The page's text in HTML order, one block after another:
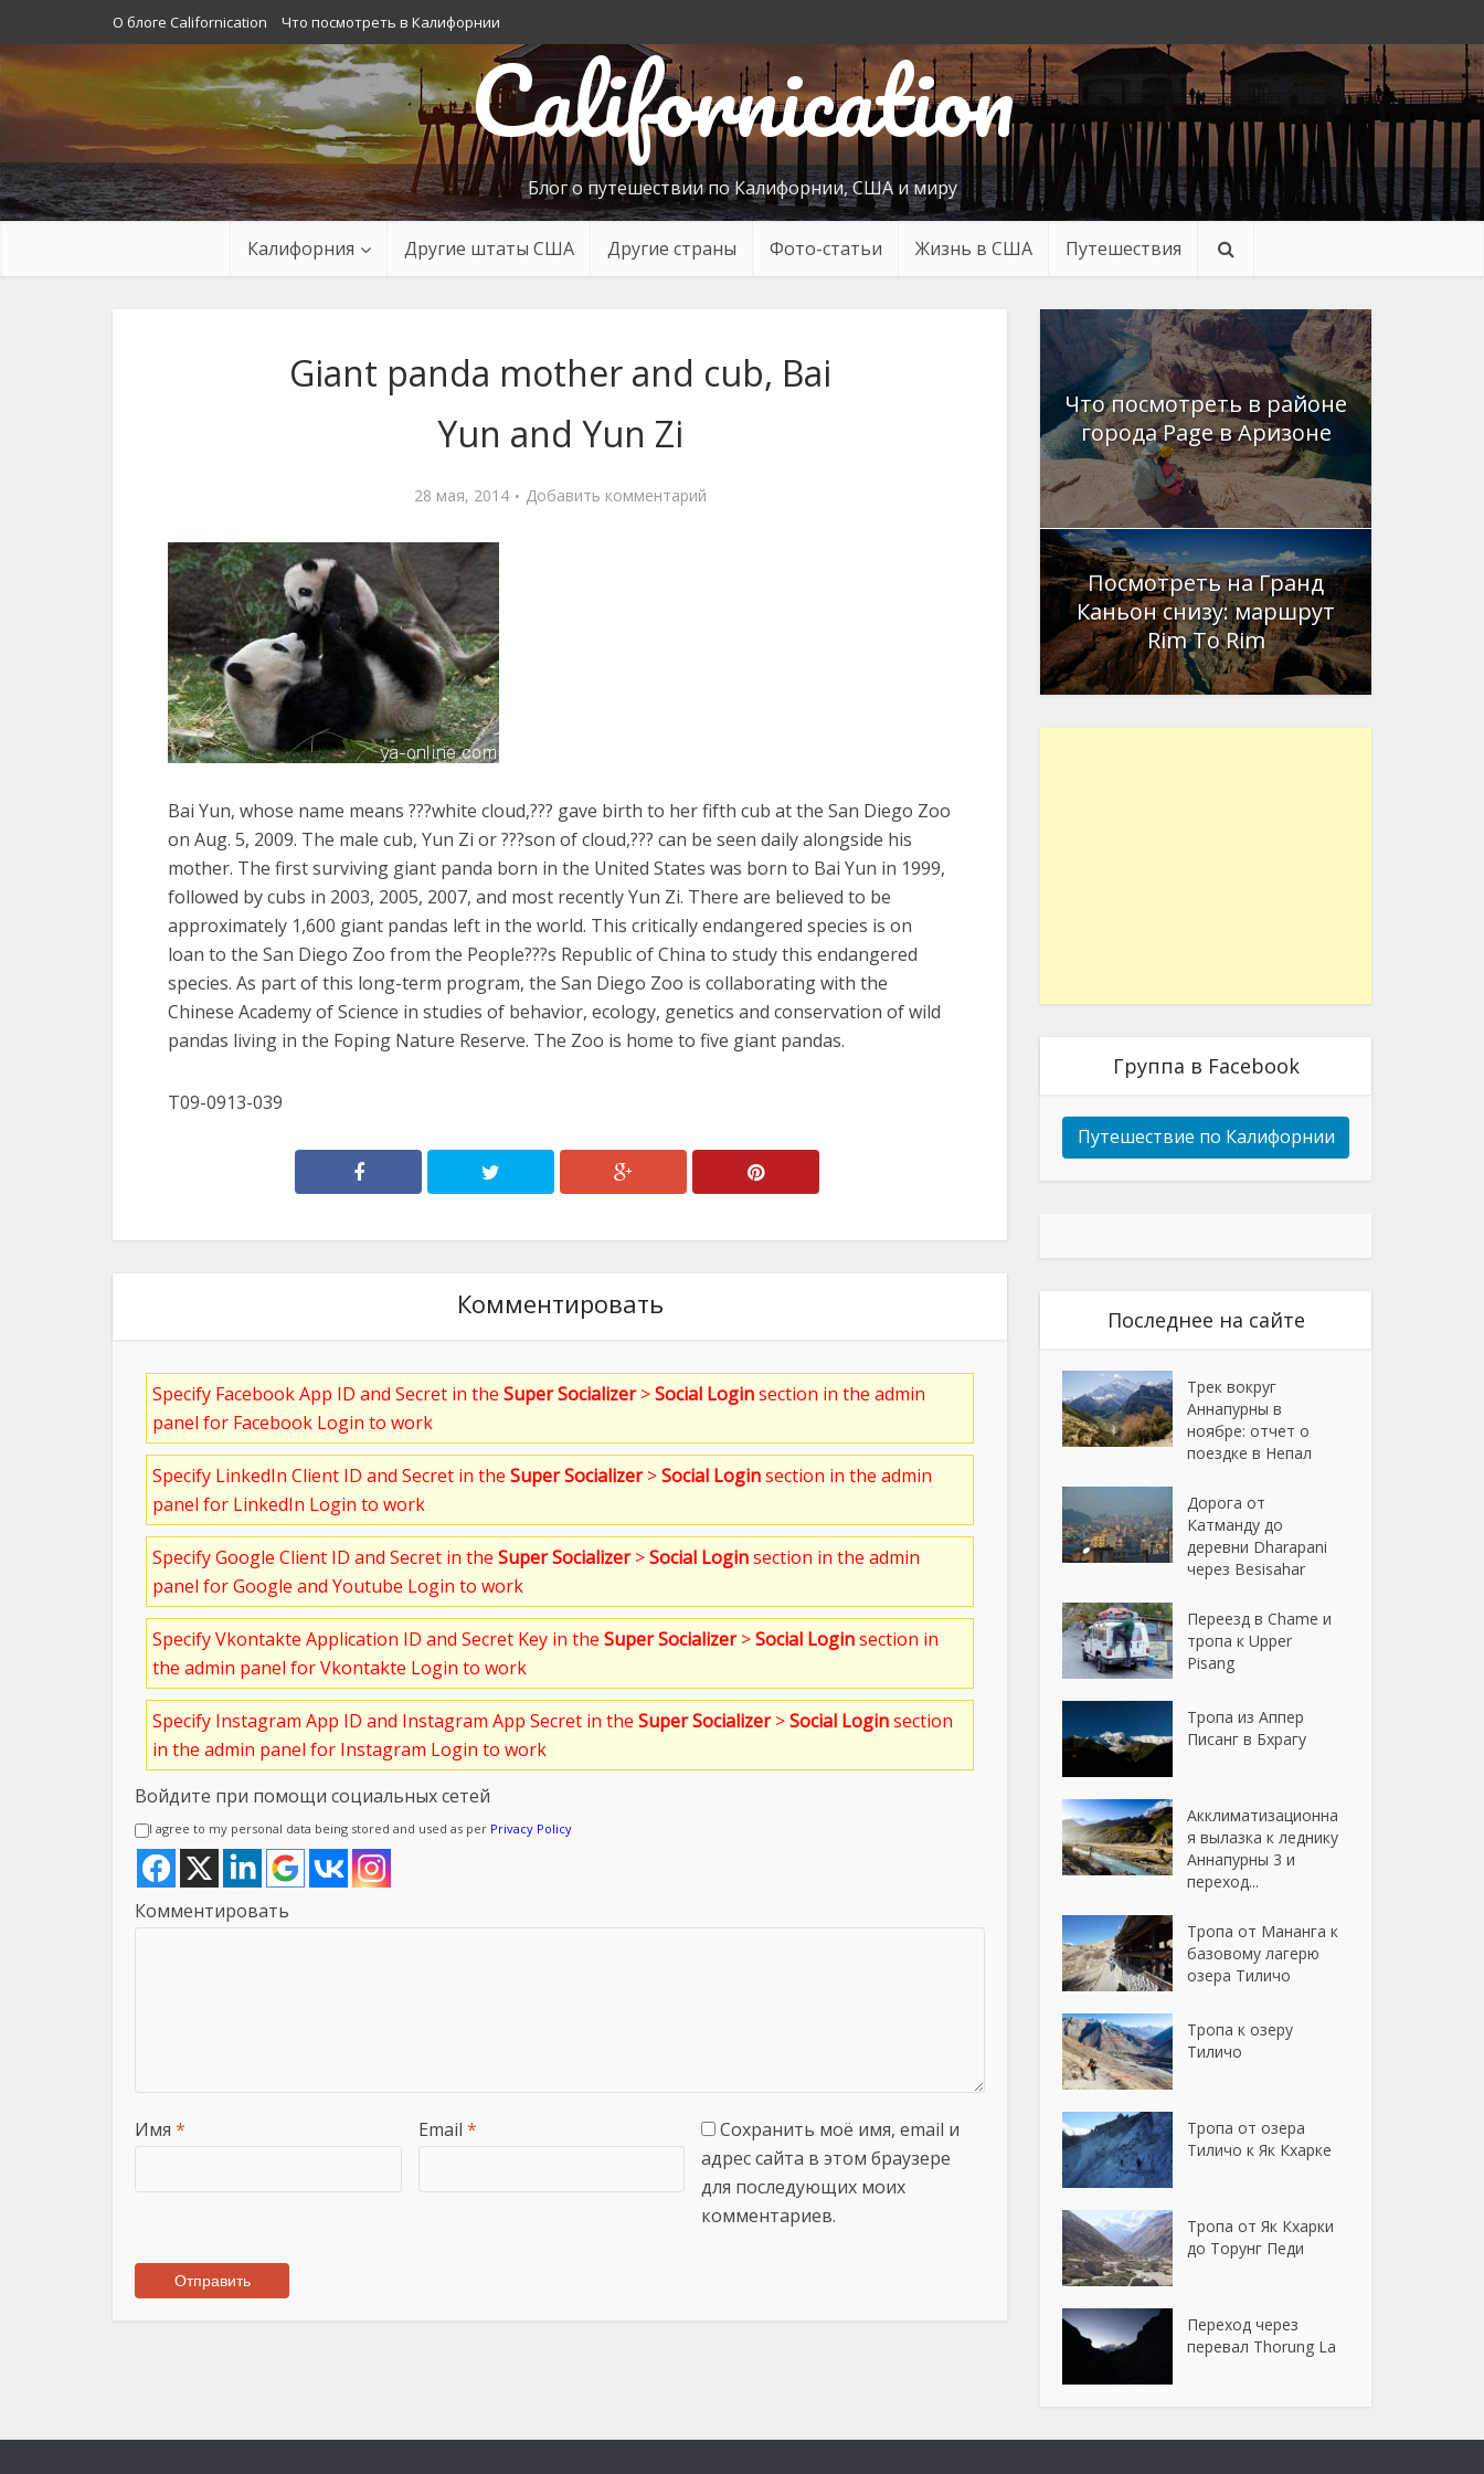
О блоге Californication Что посмотреть в КалифорнииCalifornication
Блог о путешествии по Калифорнии, США и миру
Калифорния Другие штаты США Другие страны Фото-статьи Жизнь в США Путешествия
Giant panda mother and cub, Bai
Yun and Yun Zi
28 мая, 2014 Добавить комментарий
Bai Yun, whose name means ???white cloud,??? gave birth to her fifth cub at the San Diego Zoo
on Aug. 5, 2009. The male cub, Yun Zi or ???son of cloud,??? can be seen daily alongside his
mother. The first surviving giant panda born in the United States was born to Bai Yun in 1999,
followed by cubs in 2003, 2005, 2007, and most recently Yun Zi. There are believed to be
approximately 1,600 giant pandas left in the world. This critically endangered species is on
loan to the San Diego Zoo from the People???s Republic of China to study this endangered
species. As part of this long-term program, the San Diego Zoo is collaborating with the
Chinese Academy of Science in studies of behavior, ecology, genetics and conservation of wild
pandas living in the Foping Nature Reserve. The Zoo is home to five giant pandas.
T09-0913-039
Комментировать
Specify Facebook App ID and Secret in the Super Socializer>Social Loginsection in the admin
panel for Facebook Login to work
Specify LinkedIn Client ID and Secret in the Super Socializer>Social Loginsection in the admin
panel for LinkedIn Login to work
Specify Google Client ID and Secret in the Super Socializer>Social Loginsection in the admin
panel for Google and Youtube Login to work
Specify Vkontakte Application ID and Secret Key in the Super Socializer>Social Loginsection in
the admin panel for Vkontakte Login to work
Specify Instagram App ID and Instagram App Secret in the Super Socializer>Social Loginsection
in the admin panel for Instagram Login to work
Войдите при помощи социальных сетей
I agree to my personal data being stored and used as per Privacy Policy
Комментировать
Имя * Email *
Сохранить моё имя, email и
адрес сайта в этом браузере
для последующих моих
комментариев.
Что посмотреть в районе
города Page в Аризоне
Посмотреть на Гранд
Каньон снизу: маршрут
Rim To Rim
Группа в Facebook
Путешествие по Калифорнии
Последнее на сайте
Трек вокруг
Аннапурны в
ноябре: отчет о
поездке в Непал
Дорога от
Катманду до
деревни Dharapani
через Besisahar
Переезд в Chame и
тропа к Upper
Pisang
Тропа из Аппер
Писанг в Бхрагу
Акклиматизационна
я вылазка к леднику
Аннапурны 3 и
переход...
Тропа от Мананга к
базовому лагерю
озера Тиличо
Тропа к озеру
Тиличо
Тропа от озера
Тиличо к Як Кхарке
Тропа от Як Кхарки
до Торунг Педи
Переход через
перевал Thorung La